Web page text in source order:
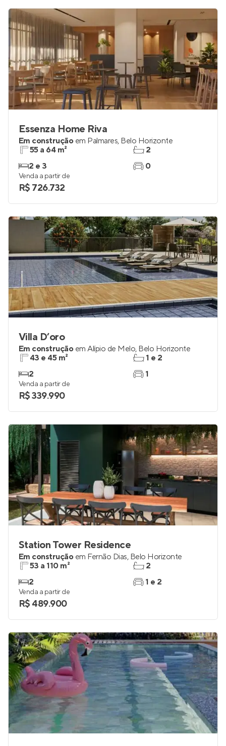
Essenza Home Riva
Em construção em Palmares, Belo Horizonte
55 a 64 m²
2 e 3
2
0
Venda a partir de
R$ 726.732
Villa D’oro
Em construção em Alípio de Melo, Belo Horizonte
43 e 45 m²
2
1 e 2
1
Venda a partir de
R$ 339.990
Station Tower Residence
Em construção em Fernão Dias, Belo Horizonte
53 a 110 m²
2
2
1 e 2
Venda a partir de
R$ 489.900